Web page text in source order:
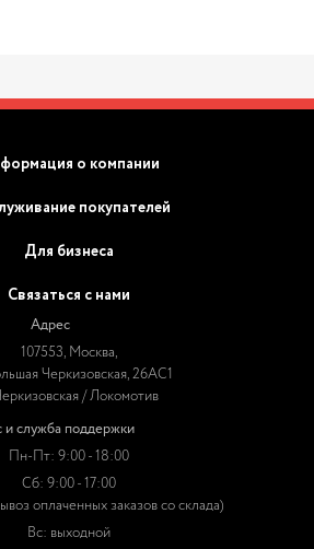
о компании
покупателей
Для бизнеса
Связаться с нами
Адрес
107553, Москва,
Черкизовская, 26АС1
/ Локомотив
служба поддержки
Пн-Пт: 9:00 - 18:00
Сб: 9:00 - 17:00
оплаченных заказов со склада)
Вс: выходной